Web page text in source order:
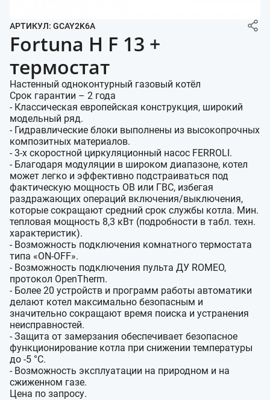
АРТИКУЛ: GCAY2K6A
Fortuna H F 13 +
термостат
Настенный одноконтурный газовый котёл
Срок гарантии – 2 года
- Классическая европейская конструкция, широкий
модельный ряд.
- Гидравлические блоки выполнены из высокопрочных
композитных материалов.
- 3-х скоростной циркуляционный насос FERROLI.
- Благодаря модуляции в широком диапазоне, котел
может легко и эффективно подстраиваться под
фактическую мощность ОВ или ГВС, избегая
раздражающих операций включения/выключения,
которые сокращают средний срок службы котла. Мин.
тепловая мощность 8,3 кВт (подробности в табл. техн.
характеристик).
- Возможность подключения комнатного термостата
типа «ON-OFF».
- Возможность подключения пульта ДУ ROMEO,
протокол OpenTherm.
- Более 20 устройств и программ работы автоматики
делают котел максимально безопасным и
значительно сокращают время поиска и устранения
неисправностей.
- Защита от замерзания обеспечивает безопасное
функционирование котла при снижении температуры
до -5 °С.
- Возможность эксплуатации на природном и на
сжиженном газе.
Цена по запросу.